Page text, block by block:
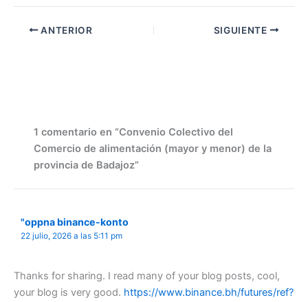
ANTERIOR SIGUIENTE
1 comentario en “Convenio Colectivo del
Comercio de alimentación (mayor y menor) de la
provincia de Badajoz”
"oppna binance-konto
22 julio, 2026 a las 5:11 pm
Thanks for sharing. I read many of your blog posts, cool,
your blog is very good. https://www.binance.bh/futures/ref?